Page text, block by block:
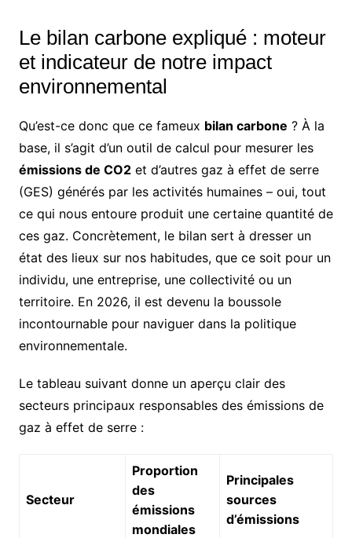
Le bilan carbone expliqué : moteur
et indicateur de notre impact
environnemental
Qu’est-ce donc que ce fameux bilan carbone ? À la
base, il s’agit d’un outil de calcul pour mesurer les
émissions de CO2et d’autres gaz à effet de serre
(GES) générés par les activités humaines – oui, tout
ce qui nous entoure produit une certaine quantité de
ces gaz. Concrètement, le bilan sert à dresser un
état des lieux sur nos habitudes, que ce soit pour un
individu, une entreprise, une collectivité ou un
territoire. En 2026, il est devenu la boussole
incontournable pour naviguer dans la politique
environnementale.
Le tableau suivant donne un aperçu clair des
secteurs principaux responsables des émissions de
gaz à effet de serre :
Secteur
Proportion
des
émissions
mondiales
Principales
sources
d’émissions